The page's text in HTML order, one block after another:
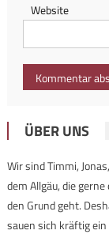
Website
ÜBER UNS
Wir sind Timmi,
dem Allgäu, die
den Grund geht.
sauen sich kräftig